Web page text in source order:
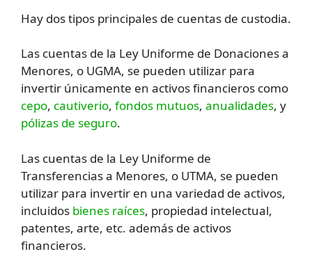
Hay dos tipos principales de cuentas de custodia.
Las cuentas de la Ley Uniforme de Donaciones a
Menores, o UGMA, se pueden utilizar para
invertir únicamente en activos financieros como
cepo, cautiverio, fondos mutuos, anualidades, y
pólizas de seguro.
Las cuentas de la Ley Uniforme de
Transferencias a Menores, o UTMA, se pueden
utilizar para invertir en una variedad de activos,
incluidos bienes raíces, propiedad intelectual,
patentes, arte, etc. además de activos
financieros.